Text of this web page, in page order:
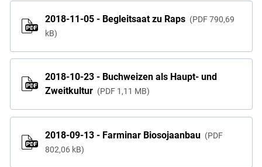
2018-11-05 - Begleitsaat zu Raps PDF 790,69
kB
2018-10-23 - Buchweizen als Haupt- und
Zweitkultur
PDF 1,11 MB
2018-09-13 - Farminar Biosojaanbau
PDF
802,06 kB